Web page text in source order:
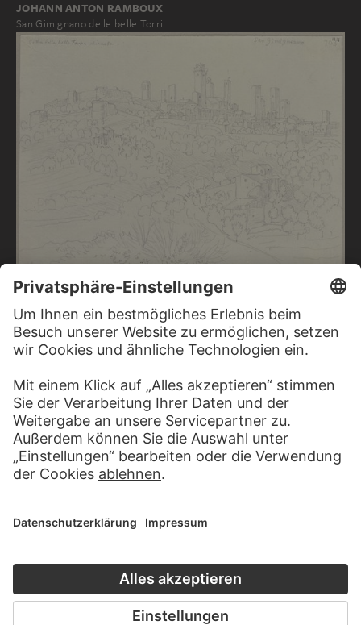
JOHANN ANTON RAMBOUX
San Gimignano delle belle Torri
JOHANN ANTON RAMBOUX
San Gimignano delle belle Torri mit Blick auf die zerstörte Festung
JOHANN ANTON RAMBOUX
Von einem Kruzifix in einem ehemaligen Nonnenkloster in San